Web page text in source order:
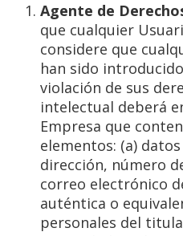
Agente de
que cualquier
considere que
han sido
violación de sus
intelectual deberá
Empresa que
elementos: (a)
dirección, número
correo electrónico
auténtica o
personales del